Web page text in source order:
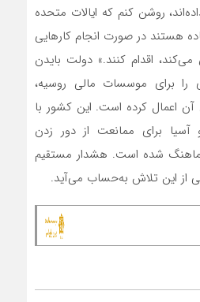
روشن کنم که ایالات متحده
هستند در صورت انجام کارهایی
اقدام کنند.» دولت بایدن
را برای موسسات مالی روسیه،
آن اعمال کرده است. این کشور با
آسیا برای ممانعت از دور زدن
شده است. هشدار مستقیم
از این تلاش به‌‌حساب می‌‌آید.